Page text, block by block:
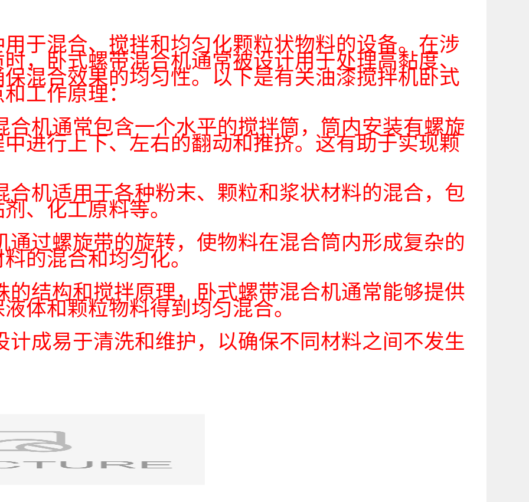
于混合、搅拌和均匀化颗粒状物料的设备。在涉
，卧式螺带混合机通常被设计用于处理高黏度、
混合效果的均匀性。以下是有关油漆搅拌机卧式
工作原理：
合机通常包含一个水平的搅拌筒，筒内安装有螺旋
进行上下、左右的翻动和推挤。这有助于实现颗
合机适用于各种粉末、颗粒和浆状材料的混合，包
、化工原料等。
通过螺旋带的旋转，使物料在混合筒内形成复杂的
的混合和均匀化。
的结构和搅拌原理，卧式螺带混合机通常能够提供
体和颗粒物料得到均匀混合。
计成易于清洗和维护，以确保不同材料之间不发生